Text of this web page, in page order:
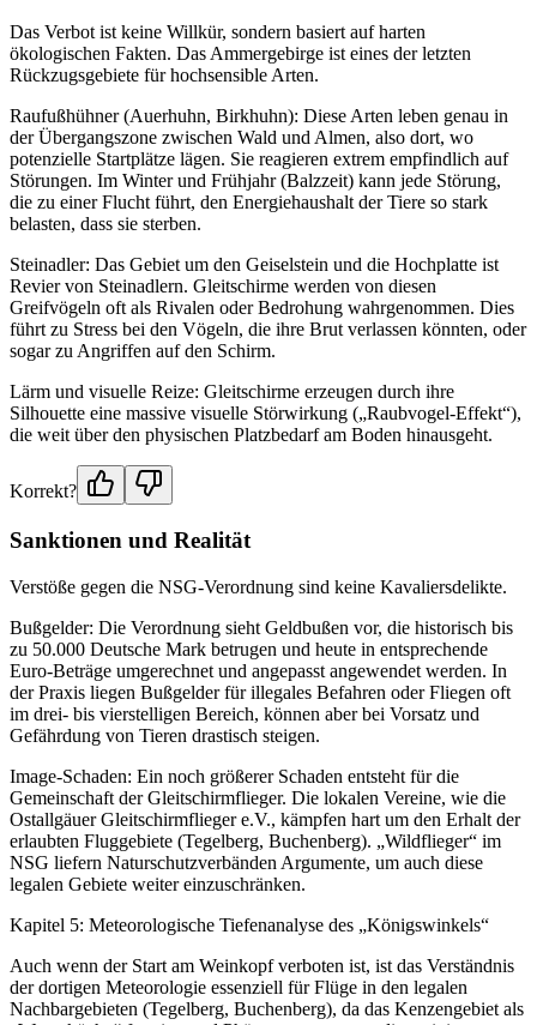
Das Verbot ist keine Willkür, sondern basiert auf harten
ökologischen Fakten. Das Ammergebirge ist eines der letzten
Rückzugsgebiete für hochsensible Arten.
Raufußhühner (Auerhuhn, Birkhuhn): Diese Arten leben genau in
der Übergangszone zwischen Wald und Almen, also dort, wo
potenzielle Startplätze lägen. Sie reagieren extrem empfindlich auf
Störungen. Im Winter und Frühjahr (Balzzeit) kann jede Störung,
die zu einer Flucht führt, den Energiehaushalt der Tiere so stark
belasten, dass sie sterben.
Steinadler: Das Gebiet um den Geiselstein und die Hochplatte ist
Revier von Steinadlern. Gleitschirme werden von diesen
Greifvögeln oft als Rivalen oder Bedrohung wahrgenommen. Dies
führt zu Stress bei den Vögeln, die ihre Brut verlassen könnten, oder
sogar zu Angriffen auf den Schirm.
Lärm und visuelle Reize: Gleitschirme erzeugen durch ihre
Silhouette eine massive visuelle Störwirkung („Raubvogel-Effekt“),
die weit über den physischen Platzbedarf am Boden hinausgeht.
Korrekt?
Sanktionen und Realität
Verstöße gegen die NSG-Verordnung sind keine Kavaliersdelikte.
Bußgelder: Die Verordnung sieht Geldbußen vor, die historisch bis
zu 50.000 Deutsche Mark betrugen und heute in entsprechende
Euro-Beträge umgerechnet und angepasst angewendet werden. In
der Praxis liegen Bußgelder für illegales Befahren oder Fliegen oft
im drei- bis vierstelligen Bereich, können aber bei Vorsatz und
Gefährdung von Tieren drastisch steigen.
Image-Schaden: Ein noch größerer Schaden entsteht für die
Gemeinschaft der Gleitschirmflieger. Die lokalen Vereine, wie die
Ostallgäuer Gleitschirmflieger e.V., kämpfen hart um den Erhalt der
erlaubten Fluggebiete (Tegelberg, Buchenberg). „Wildflieger“ im
NSG liefern Naturschutzverbänden Argumente, um auch diese
legalen Gebiete weiter einzuschränken.
Kapitel 5: Meteorologische Tiefenanalyse des „Königswinkels“
Auch wenn der Start am Weinkopf verboten ist, ist das Verständnis
der dortigen Meteorologie essenziell für Flüge in den legalen
Nachbargebieten (Tegelberg, Buchenberg), da das Kenzengebiet als